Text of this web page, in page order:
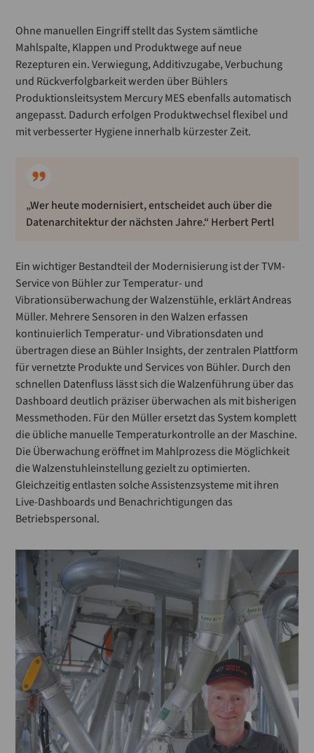
Ohne manuellen Eingriff stellt das System sämtliche
Mahlspalte, Klappen und Produktwege auf neue
Rezepturen ein. Verwiegung, Additivzugabe, Verbuchung
und Rückverfolgbarkeit werden über Bühlers
Produktionsleitsystem Mercury MES ebenfalls automatisch
angepasst. Dadurch erfolgen Produktwechsel flexibel und
mit verbesserter Hygiene innerhalb kürzester Zeit.
„Wer heute modernisiert, entscheidet auch über die
Datenarchitektur der nächsten Jahre.“ Herbert Pertl
Ein wichtiger Bestandteil der Modernisierung ist der TVM-
Service von Bühler zur Temperatur- und
Vibrationsüberwachung der Walzenstühle, erklärt Andreas
Müller. Mehrere Sensoren in den Walzen erfassen
kontinuierlich Temperatur- und Vibrationsdaten und
übertragen diese an Bühler Insights, der zentralen Plattform
für vernetzte Produkte und Services von Bühler. Durch den
schnellen Datenfluss lässt sich die Walzenführung über das
Dashboard deutlich präziser überwachen als mit bisherigen
Messmethoden. Für den Müller ersetzt das System komplett
die übliche manuelle Temperaturkontrolle an der Maschine.
Die Überwachung eröffnet im Mahlprozess die Möglichkeit
die Walzenstuhleinstellung gezielt zu optimierten.
Gleichzeitig entlasten solche Assistenzsysteme mit ihren
Live-Dashboards und Benachrichtigungen das
Betriebspersonal.